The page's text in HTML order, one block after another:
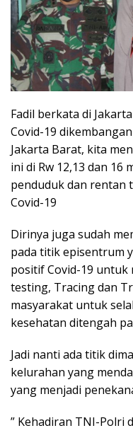
Fadil berkata di
Covid-19
Jakarta Barat, kita
ini di Rw 12,13 dan 16
penduduk dan rentan
Covid-19
Dirinya juga sudah
pada titik episentrum
positif Covid-19 untuk
testing, Tracing dan
masyarakat untuk
kesehatan ditengah
Jadi nanti ada titik
kelurahan yang
yang menjadi
” Kehadiran TNI-Polri